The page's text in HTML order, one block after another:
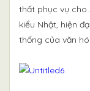
thất phục vụ cho
kiểu Nhật, hiện
thống của văn